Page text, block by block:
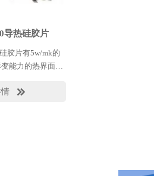
导热硅胶片
胶片有5w/mk的
能力的热界面材
差的填充能力。
